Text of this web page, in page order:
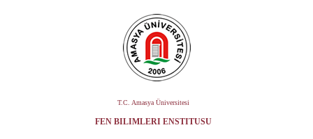
T.C. Amasya Üniversitesi
FEN BILIMLERI ENSTITÜSÜ